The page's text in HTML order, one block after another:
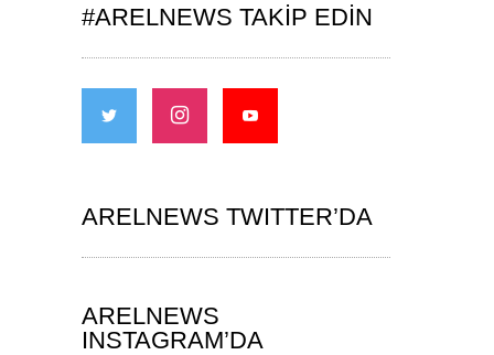
#ARELNEWS TAKIP EDIN
ARELNEWS TWITTER’DA
ARELNEWS
INSTAGRAM’DA